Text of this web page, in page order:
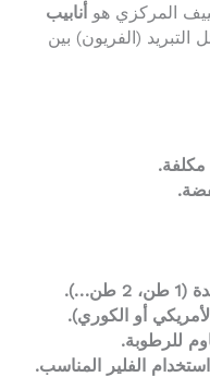
المركزي هو أنابيب
(الفريون) بين
أو الكوري).
للرطوبة.
الفلير المناسب.